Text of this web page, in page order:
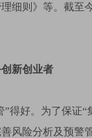
细则》等。截至
新创业者
”得好。为了保证
风险分析及预